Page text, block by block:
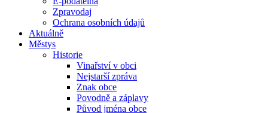
Zpravodaj
Ochrana osobních údajů
Aktuálně
Městys
Historie
Vinařství v obci
Nejstarší zpráva
Znak obce
Povodně a záplavy
Původ jména obce